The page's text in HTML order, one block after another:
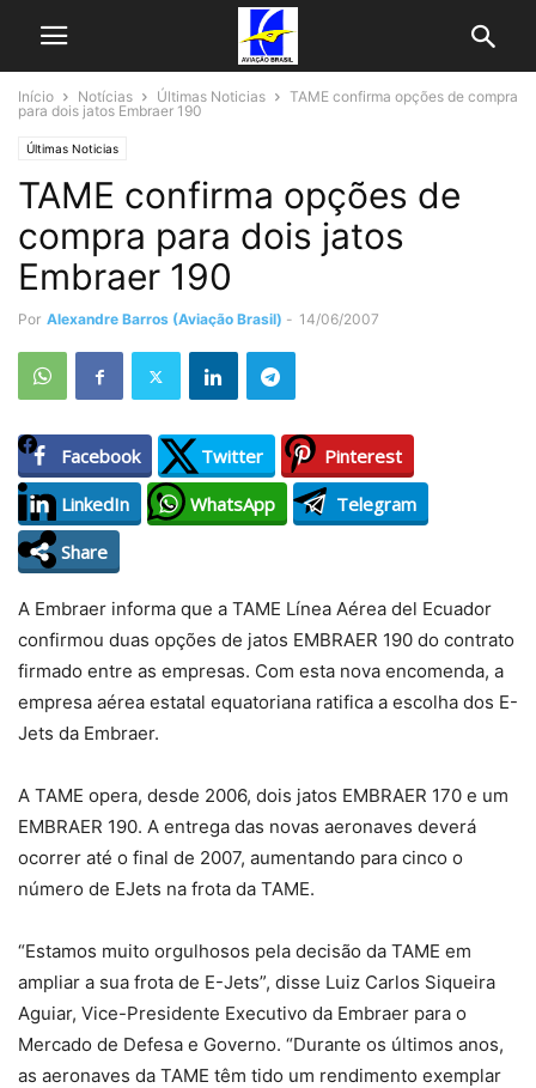
Início Notícias Últimas Noticias
TAME confirma opções de compra
para dois jatos Embraer 190
Últimas Noticias
TAME confirma opções de
compra para dois jatos
Embraer 190
Por Alexandre Barros (Aviação Brasil) - 14/06/2007
Facebook Twitter
Pinterest
LinkedIn
WhatsApp
Telegram
Share
A Embraer informa que a TAME Línea Aérea del Ecuador
confirmou duas opções de jatos EMBRAER 190 do contrato
firmado entre as empresas. Com esta nova encomenda, a
empresa aérea estatal equatoriana ratifica a escolha dos E-
Jets da Embraer.
A TAME opera, desde 2006, dois jatos EMBRAER 170 e um
EMBRAER 190. A entrega das novas aeronaves deverá
ocorrer até o final de 2007, aumentando para cinco o
número de EJets na frota da TAME.
“Estamos muito orgulhosos pela decisão da TAME em
ampliar a sua frota de E-Jets”, disse Luiz Carlos Siqueira
Aguiar, Vice-Presidente Executivo da Embraer para o
Mercado de Defesa e Governo. “Durante os últimos anos,
as aeronaves da TAME têm tido um rendimento exemplar